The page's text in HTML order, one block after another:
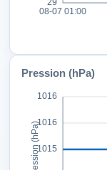
Pression (hPa)